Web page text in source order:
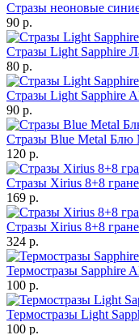
Стразы неоновые
90 р.
Стразы Light Sapphire
80 р.
Стразы Light Sapphire
90 р.
Стразы Blue Metal Блю
120 р.
Стразы Xirius 8+8
169 р.
Стразы Xirius 8+8
324 р.
Термостразы Sapphire
100 р.
Термостразы Light
100 р.